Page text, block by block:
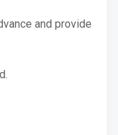
and provide